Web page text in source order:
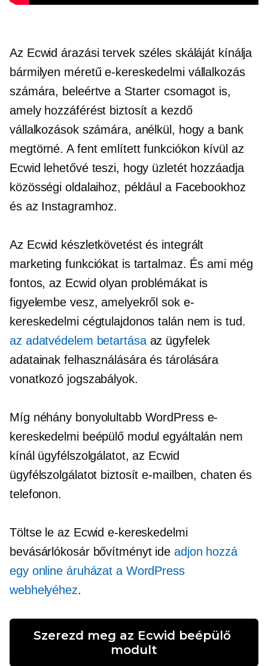
Az Ecwid árazási tervek széles skáláját kínálja
bármilyen méretű e-kereskedelmi vállalkozás
számára, beleértve a Starter csomagot is,
amely hozzáférést biztosít a kezdő
vállalkozások számára, anélkül, hogy a bank
megtörné. A fent említett funkciókon kívül az
Ecwid lehetővé teszi, hogy üzletét hozzáadja
közösségi oldalaihoz, például a Facebookhoz
és az Instagramhoz.
Az Ecwid készletkövetést és integrált
marketing funkciókat is tartalmaz. És ami még
fontos, az Ecwid olyan problémákat is
figyelembe vesz, amelyekről sok e-
kereskedelmi cégtulajdonos talán nem is tud.
az adatvédelem betartásaaz ügyfelek
adatainak felhasználására és tárolására
vonatkozó jogszabályok.
Míg néhány bonyolultabb WordPress e-
kereskedelmi beépülő modul egyáltalán nem
kínál ügyfélszolgálatot, az Ecwid
ügyfélszolgálatot biztosít e-mailben, chaten és
telefonon.
Töltse le az Ecwid e-kereskedelmi
bevásárlókosár bővítményt ide adjon hozzá
egy online áruházat a WordPress
webhelyéhez.
Szerezd meg az Ecwid beépülő
modult